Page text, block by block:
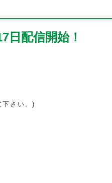
日配信開始！
さい。)